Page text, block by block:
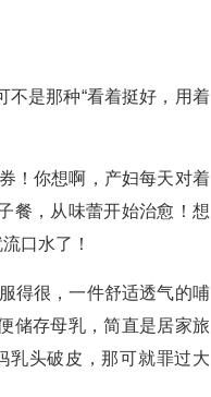
是那种“看着挺好，用着
！你想啊，产妇每天对着
餐，从味蕾开始治愈！想
口水了！
得很，一件舒适透气的哺
储存母乳，简直是居家旅
乳头破皮，那可就罪过大